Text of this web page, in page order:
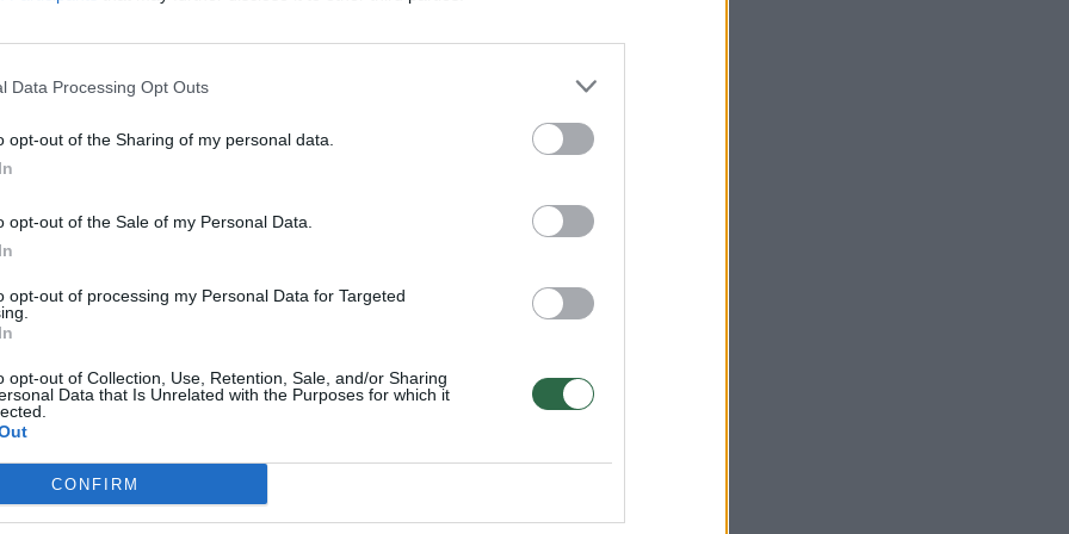
Data Processing Opt Outs
opt-out of the Sharing of my personal data.
opt-out of the Sale of my Personal Data.
opt-out of processing my Personal Data for Targeted
opt-out of Collection, Use, Retention, Sale, and/or Sharing
Data that Is Unrelated with the Purposes for which it
CONFIRM
Ministras
kad prie
mokesčio dar
dėl jo“(1)
verslui meta
galima išspręsti iš
karto“(3)
Lietuva nejaučia
JAV spaudimo dėl
tranzito
atnaujinimo